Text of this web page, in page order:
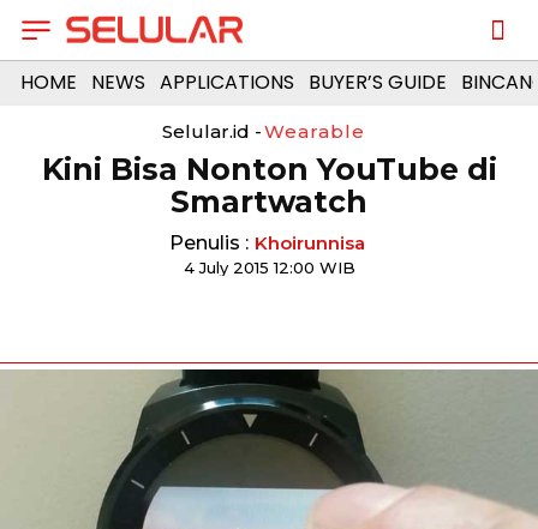
HOME NEWS APPLICATIONS BUYER’S GUIDE
Selular.id -Wearable
Kini Bisa Nonton YouTube di
Smartwatch
Penulis : Khoirunnisa
4 July 2015 12:00 WIB